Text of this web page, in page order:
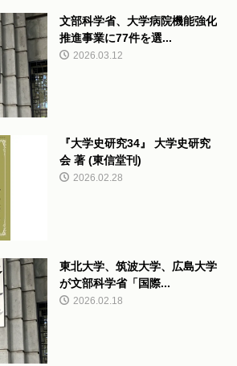
文部科学省、大学病院機能強化
推進事業に77件を選...
2026.03.12
『大学史研究34』 大学史研究
会 著 (東信堂刊)
2026.02.28
東北大学、筑波大学、広島大学
が文部科学省「国際...
2026.02.18